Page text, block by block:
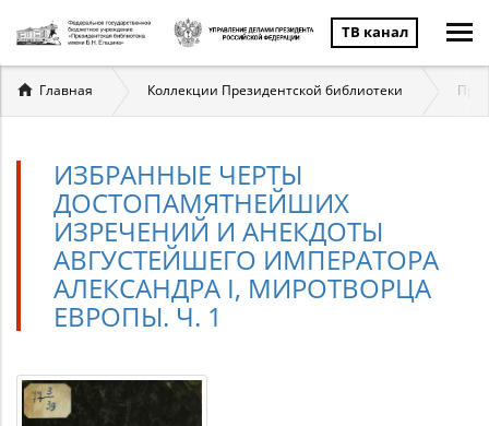
ТВ канал
Вы
здесь
Главная Коллекции Президентской библиотеки
ИЗБРАННЫЕ ЧЕРТЫ
ДОСТОПАМЯТНЕЙШИХ
ИЗРЕЧЕНИЙ И АНЕКДОТЫ
АВГУСТЕЙШЕГО ИМПЕРАТОРА
АЛЕКСАНДРА I, МИРОТВОРЦА
ЕВРОПЫ. Ч. 1